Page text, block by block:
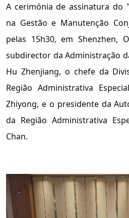
A cerimónia de assinatura do
na Gestão e Manutenção
pelas 15h30, em Shenzhen,
subdirector da Administração
Hu Zhenjiang, o chefe da
Região Administrativa
Zhiyong, e o presidente da
da Região Administrativa
Chan.